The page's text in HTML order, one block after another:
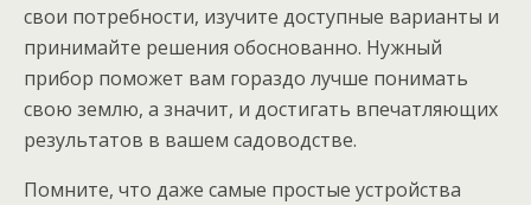
свои потребности, изучите доступные варианты и
принимайте решения обоснованно. Нужный
прибор поможет вам гораздо лучше понимать
свою землю, а значит, и достигать впечатляющих
результатов в вашем садоводстве.
Помните, что даже самые простые устройства